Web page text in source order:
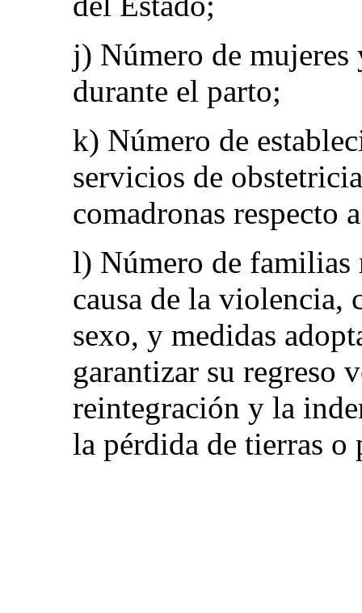
j) Número de
durante el parto;
k) Número de
servicios de
comadronas respecto
l) Número de familias
causa de la violencia,
sexo, y medidas
garantizar su regreso
reintegración y la
la pérdida de tierras o